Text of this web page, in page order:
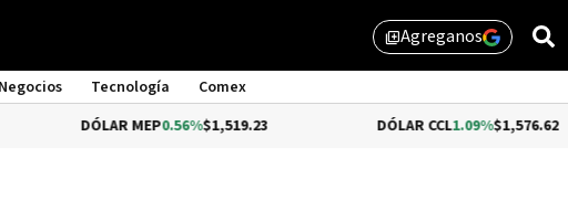
library_addAgreganos
Negocios Tecnología
Comex
DÓLAR MEP0.56%$1,519.23 DÓLAR CCL1.09%$1,576.62